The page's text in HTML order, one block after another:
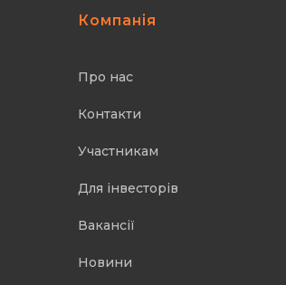
Компанія
Про нас
Контакти
Участникам
Для інвесторів
Вакансії
Новини